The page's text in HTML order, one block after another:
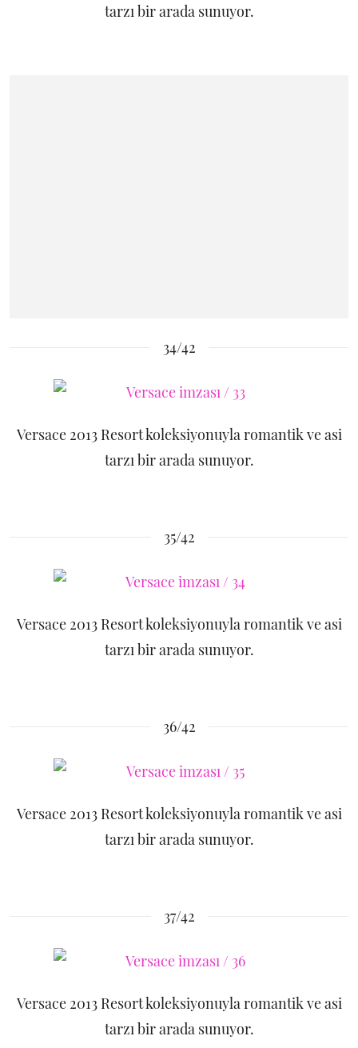
tarzı bir arada sunuyor.
34/42
Versace 2013 Resort koleksiyonuyla romantik ve asi
tarzı bir arada sunuyor.
35/42
Versace 2013 Resort koleksiyonuyla romantik ve asi
tarzı bir arada sunuyor.
36/42
Versace 2013 Resort koleksiyonuyla romantik ve asi
tarzı bir arada sunuyor.
37/42
Versace 2013 Resort koleksiyonuyla romantik ve asi
tarzı bir arada sunuyor.